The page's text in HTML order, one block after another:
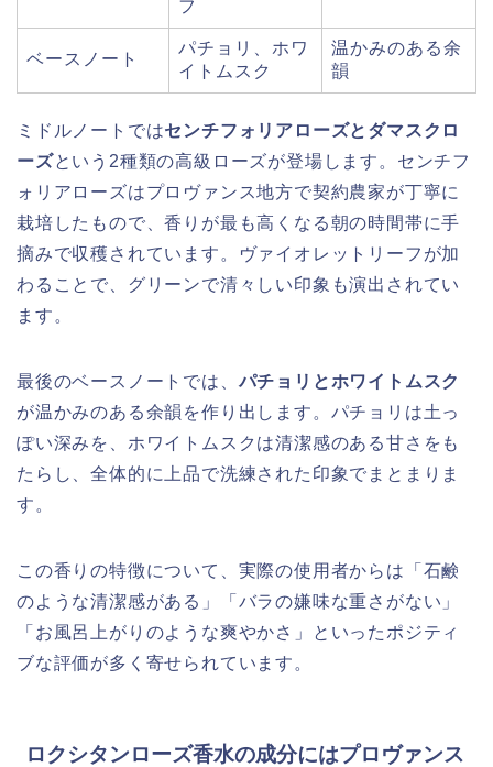
フ
ベースノート
パチョリ、ホワ
イトムスク
温かみのある余
韻
ミドルノートではセンチフォリアローズとダマスクロ
ーズという2種類の高級ローズが登場します。センチフ
ォリアローズはプロヴァンス地方で契約農家が丁寧に
栽培したもので、香りが最も高くなる朝の時間帯に手
摘みで収穫されています。ヴァイオレットリーフが加
わることで、グリーンで清々しい印象も演出されてい
ます。
最後のベースノートでは、 パチョリとホワイトムスク
が温かみのある余韻を作り出します。パチョリは土っ
ぽい深みを、ホワイトムスクは清潔感のある甘さをも
たらし、全体的に上品で洗練された印象でまとまりま
す。
この香りの特徴について、実際の使用者からは「石鹸
のような清潔感がある」「バラの嫌味な重さがない」
「お風呂上がりのような爽やかさ」といったポジティ
ブな評価が多く寄せられています。
ロクシタンローズ香水の成分にはプロヴァンス